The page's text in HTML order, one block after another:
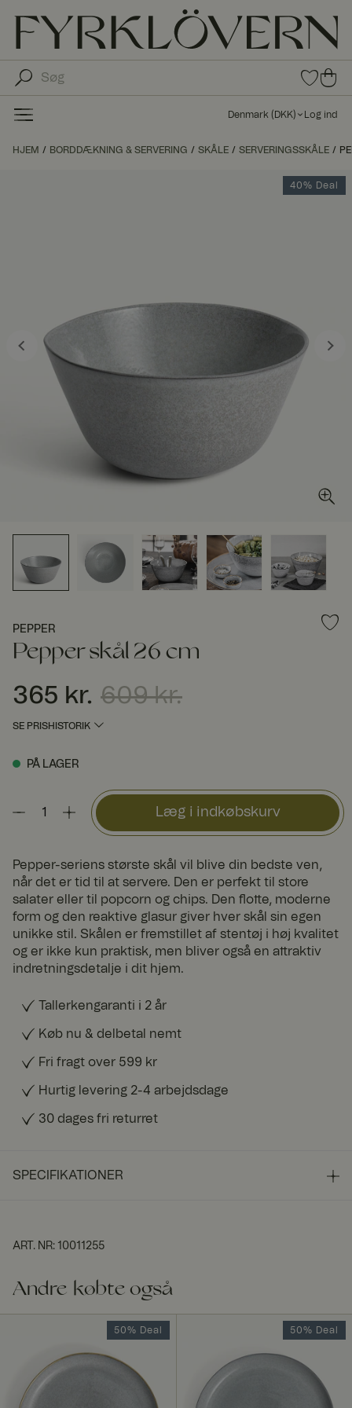
0
var
fav
0
var
er i
kø
kur
ve
Denmark ( DKK) Log ind
HJEM BORDDÆKNING & SERVERING SKÅLE SERVERINGSSKÅLE
40% Deal
PEPPER
Pepper skål 26 cm
Nuværende pris: 365 kr. Tidligere pris
365 kr. 609 kr.
SE PRISHISTORIK
PÅ LAGER
Læg i indkøbskurv
Pepper-seriens største skål vil blive din bedste ven,
når det er tid til at servere. Den er perfekt til store
salater eller til popcorn og chips. Den flotte, moderne
form og den reaktive glasur giver hver skål sin egen
unikke stil. Skålen er fremstillet af stentøj i høj kvalitet
og er ikke kun praktisk, men bliver også en attraktiv
indretningsdetalje i dit hjem.
Tallerkengaranti i 2 år
Køb nu & delbetal nemt
Fri fragt over 599 kr
Hurtig levering 2-4 arbejdsdage
30 dages fri returret
SPECIFIKATIONER
ART. NR: 10011255
Andre købte også
50% Deal 50% Deal